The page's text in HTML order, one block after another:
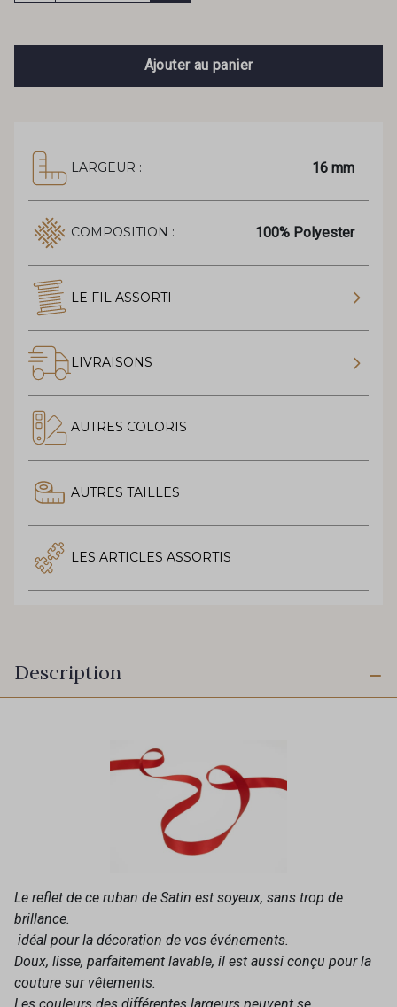
Ajouter au panier
LARGEUR : 16 mm
COMPOSITION : 100% Polyester
LE FIL ASSORTI
LIVRAISONS
AUTRES COLORIS
AUTRES TAILLES
LES ARTICLES ASSORTIS
Description
Le reflet de ce ruban de Satin est soyeux, sans trop de
brillance.
idéal pour la décoration de vos événements.
Doux, lisse, parfaitement lavable, il est aussi conçu pour la
couture sur vêtements.